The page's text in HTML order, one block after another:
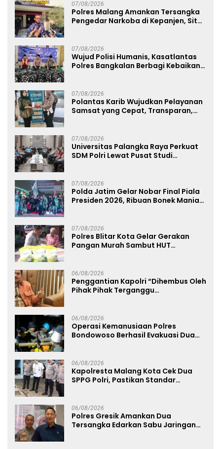
07/08/2026
Polres Malang Amankan Tersangka
Pengedar Narkoba di Kepanjen, Sita
07/08/2026
Wujud Polisi Humanis, Kasatlantas
Polres Bangkalan Berbagi Kebaikan
07/08/2026
Polantas Karib Wujudkan Pelayanan
Samsat yang Cepat, Transparan,
07/08/2026
Universitas Palangka Raya Perkuat
SDM Polri Lewat Pusat Studi
07/08/2026
Polda Jatim Gelar Nobar Final Piala
Presiden 2026, Ribuan Bonek Mania
07/08/2026
Polres Blitar Kota Gelar Gerakan
Pangan Murah Sambut HUT
06/08/2026
Penggantian Kapolri “Dihembus Oleh
Pihak Pihak Terganggu
06/08/2026
Operasi Kemanusiaan Polres
Bondowoso Berhasil Evakuasi Dua
06/08/2026
Kapolresta Malang Kota Cek Dua
SPPG Polri, Pastikan Standar
06/08/2026
Polres Gresik Amankan Dua
Tersangka Edarkan Sabu Jaringan